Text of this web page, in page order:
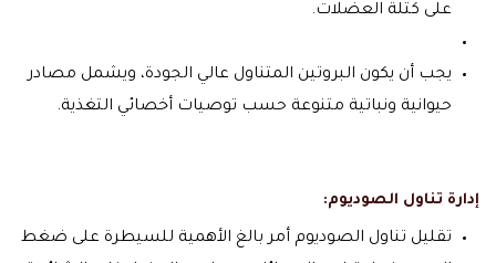
على كتلة العضلات.
يجب أن يكون البروتين المتناول عالي الجودة، ويشمل مصادر
حيوانية ونباتية متنوعة حسب توصيات أخصائي التغذية.
إدارة تناول الصوديوم:
تقليل تناول الصوديوم أمر بالغ الأهمية للسيطرة على ضغط